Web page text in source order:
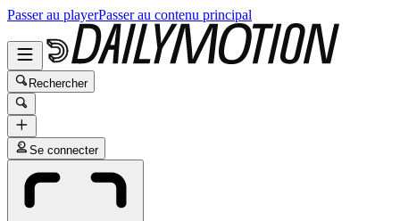
Passer au playerPasser au contenu principal
Rechercher
Se connecter